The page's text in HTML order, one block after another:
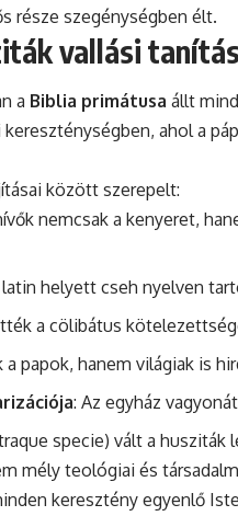
része szegénységben élt.
vallási
a Biblia primátusa állt
ahol a
között szerepelt:
nemcsak a kenyeret,
latin helyett cseh nyelven
a cölibátus
a papok, hanem világiak is
: Az egyház
specie) vált a husziták
mély teológiai és
keresztény egyenlő